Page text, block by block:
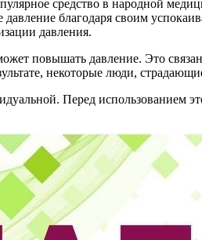
средство в народной
давление благодаря своим
давления.
повышать давление. Это
некоторые люди,
Перед использованием